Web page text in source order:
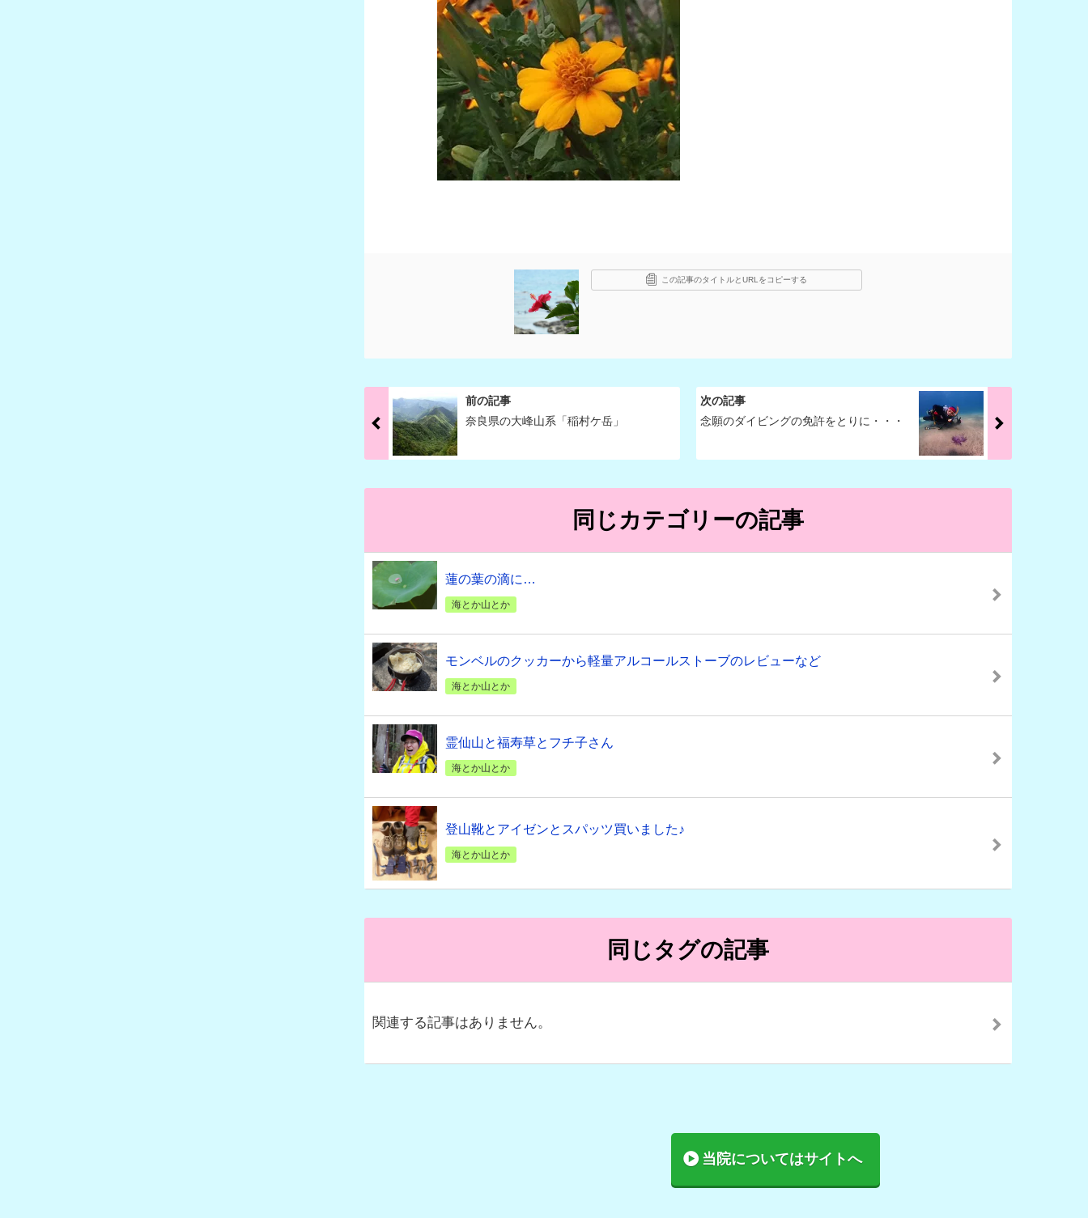
この記事のタイトルとURLをコピーする
前の記事
奈良県の大峰山系「稲村ケ岳」
次の記事
念願のダイビングの免許をとりに・・・
同じカテゴリーの記事
蓮の葉の滴に…
海とか山とか
モンベルのクッカーから軽量アルコールストーブのレビューなど
海とか山とか
霊仙山と福寿草とフチ子さん
海とか山とか
登山靴とアイゼンとスパッツ買いました♪
海とか山とか
同じタグの記事
関連する記事はありません。
当院についてはサイトへ